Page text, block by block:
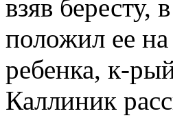
взяв бересту,
положил ее
ребенка, к-
Каллиник